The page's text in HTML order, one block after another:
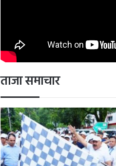
ताजा समाचार